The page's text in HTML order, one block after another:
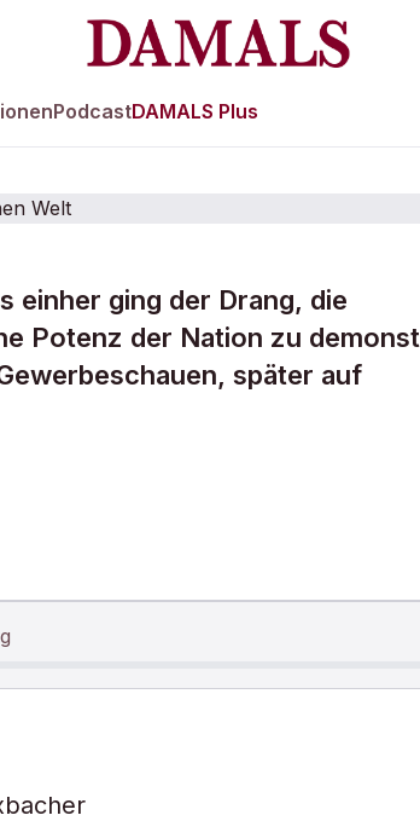
PodcastDAMALS Plus
der
einher ging der Drang, die
Potenz der Nation zu
später auf